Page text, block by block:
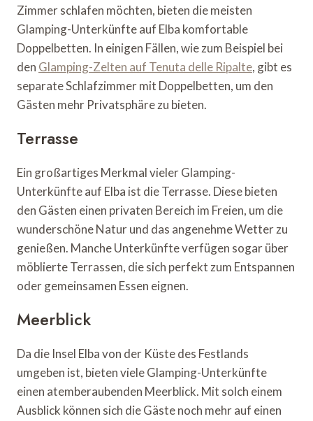
Zimmer schlafen möchten, bieten die meisten
Glamping-Unterkünfte auf Elba komfortable
Doppelbetten. In einigen Fällen, wie zum Beispiel bei
den Glamping-Zelten auf Tenuta delle Ripalte, gibt es
separate Schlafzimmer mit Doppelbetten, um den
Gästen mehr Privatsphäre zu bieten.
Terrasse
Ein großartiges Merkmal vieler Glamping-
Unterkünfte auf Elba ist die Terrasse. Diese bieten
den Gästen einen privaten Bereich im Freien, um die
wunderschöne Natur und das angenehme Wetter zu
genießen. Manche Unterkünfte verfügen sogar über
möblierte Terrassen, die sich perfekt zum Entspannen
oder gemeinsamen Essen eignen.
Meerblick
Da die Insel Elba von der Küste des Festlands
umgeben ist, bieten viele Glamping-Unterkünfte
einen atemberaubenden Meerblick. Mit solch einem
Ausblick können sich die Gäste noch mehr auf einen